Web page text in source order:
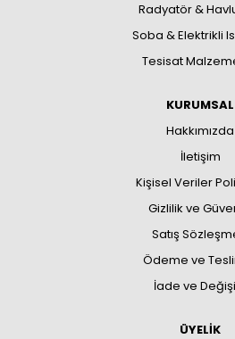
Radyatör &
Soba & Elektrikli
Tesisat
KURUMSAL
Hakkımızda
İletişim
Kişisel Veriler
Gizlilik ve
Satış
Ödeme ve
İade ve
ÜYELİK